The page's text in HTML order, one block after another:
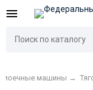
машины →